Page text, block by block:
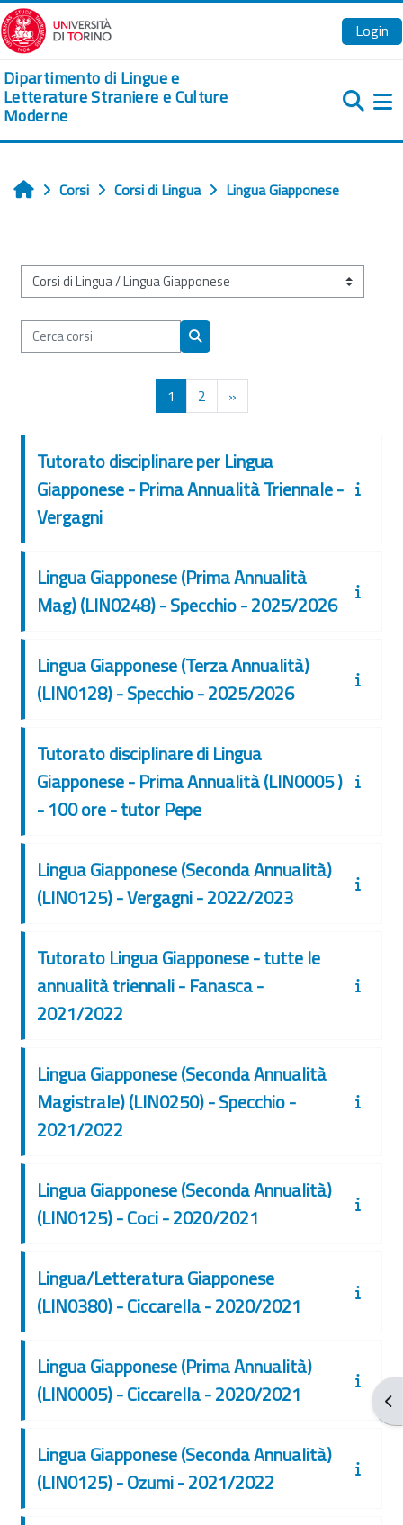
Vai al contenuto principale
Login
Dipartimento di Lingue e
Letterature Straniere e Culture
Moderne
Home
Corsi Corsi di Lingua Lingua Giapponese
Categorie di corso
Cerca corsi
Cerca corsi
1 Pagina 1
2 Pagina 2
»Pagina successiva
Tutorato disciplinare per Lingua
Giapponese - Prima Annualità Triennale -
Vergagni
Lingua Giapponese (Prima Annualità
Mag) (LIN0248) - Specchio - 2025/2026
Lingua Giapponese (Terza Annualità)
(LIN0128) - Specchio - 2025/2026
Tutorato disciplinare di Lingua
Giapponese - Prima Annualità (LIN0005 )
- 100 ore - tutor Pepe
Lingua Giapponese (Seconda Annualità)
(LIN0125) - Vergagni - 2022/2023
Tutorato Lingua Giapponese - tutte le
annualità triennali - Fanasca -
2021/2022
Lingua Giapponese (Seconda Annualità
Magistrale) (LIN0250) - Specchio -
2021/2022
Lingua Giapponese (Seconda Annualità)
(LIN0125) - Coci - 2020/2021
Lingua/Letteratura Giapponese
(LIN0380) - Ciccarella - 2020/2021
Lingua Giapponese (Prima Annualità)
(LIN0005) - Ciccarella - 2020/2021
Lingua Giapponese (Seconda Annualità)
(LIN0125) - Ozumi - 2021/2022